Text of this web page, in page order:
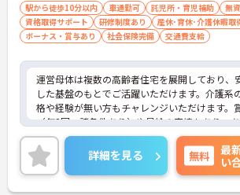
駅から徒歩10分以内 車通勤可 託児所・育児補助
無
資格取得サポート
研修制度あり
産休･育休･介護休暇取
ボーナス・賞与あり
社会保険完備 交通費支給
運営母体は複数の高齢者住宅を展開しており、
した基盤のもとでご活躍いただけます。介護系
格や経験が無い方もチャレンジいただけます。
（年2回、諸条件あり）や昇給の実績もあり、
たの頑張りがしっかりと評価されます。無料の
給食（1日1食）や、育休からの復職をサポート
育児給付金+（プラス）制度（最大10万円）、
取得支援制度（最大10万円補助）など、福利厚
充実しています。社内研修やキャリアパス制度
詳細を見る 無料
最
い